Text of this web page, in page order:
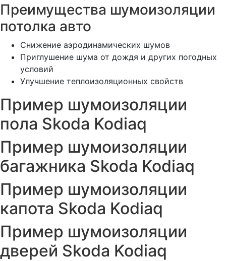
Преимущества шумоизоляции
потолка авто
Снижение аэродинамических шумов
Приглушение шума от дождя и других погодных
условий
Улучшение теплоизоляционных свойств
Пример шумоизоляции
пола Skoda Kodiaq
Пример шумоизоляции
багажника Skoda Kodiaq
Пример шумоизоляции
капота Skoda Kodiaq
Пример шумоизоляции
дверей Skoda Kodiaq